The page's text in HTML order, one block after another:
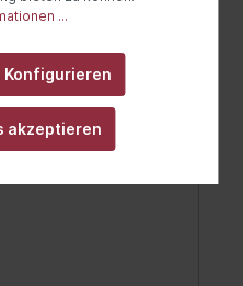
...
Konfigurieren
akzeptieren